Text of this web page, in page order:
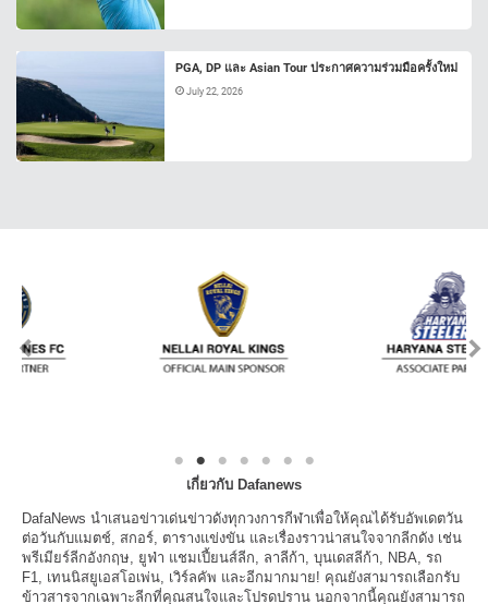
PGA, DP และ Asian Tour ประกาศความร่วมมือครั้งใหม่
July 22, 2026
เกี่ยวกับ Dafanews
DafaNews นำเสนอข่าวเด่นข่าวดังทุกวงการกีฬาเพื่อให้คุณได้รับอัพเดตวัน
ต่อวันกับแมตช์, สกอร์, ตารางแข่งขัน และเรื่องราวน่าสนใจจากลีกดัง เช่น
พรีเมียร์ลีกอังกฤษ, ยูฟ่า แชมเปี้ยนส์ลีก, ลาลีก้า, บุนเดสลีก้า, NBA, รถ
F1, เทนนิสยูเอสโอเพ่น, เวิร์ลคัพ และอีกมากมาย! คุณยังสามารถเลือกรับ
ข้าวสารจากเฉพาะลีกที่คุณสนใจและโปรดปราน นอกจากนี้คุณยังสามารถ